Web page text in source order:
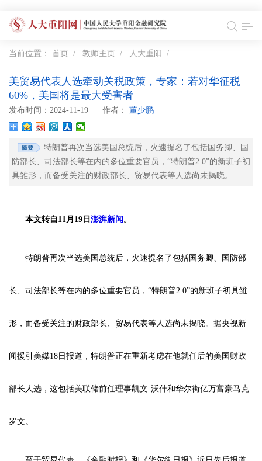
当前位置： 首页 / 教师主页 / 人大重阳 /
美贸易代表人选牵动关税政策，专家：若对华征税
60%，美国将是最大受害者
发布时间：2024-11-19 作者： 董少鹏
特朗普再次当选美国总统后，火速提名了包括国务卿、国
防部长、司法部长等在内的多位重要官员，“特朗普2.0”的新班子初
具雏形，而备受关注的财政部长、贸易代表等人选尚未揭晓。
本文转自11月19日 澎湃新闻 。
特朗普再次当选美国总统后，火速提名了包括国务卿、国防部
长、司法部长等在内的多位重要官员，“特朗普2.0”的新班子初具雏
形，而备受关注的财政部长、贸易代表等人选尚未揭晓。据央视新
闻援引美媒18日报道，特朗普正在重新考虑在他就任后的美国财政
部长人选，这包括美联储前任理事凯文·沃什和华尔街亿万富豪马克·
罗文。